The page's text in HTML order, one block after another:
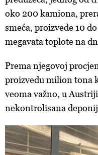
oko 200 kamiona,
smeća, proizvede 10
megavata toplote na
Prema njegovoj
proizvedu milion tona
veoma važno, u
nekontrolisana